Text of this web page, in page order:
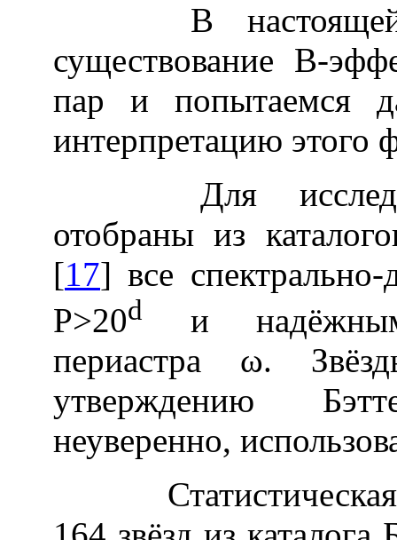
В настоящей
существование В-
пар и попытаемся
интерпретацию этого
Для
отобраны из
[17] все
Р>20d
и
периастра ω.
утверждению
неуверенно,
Статистическая